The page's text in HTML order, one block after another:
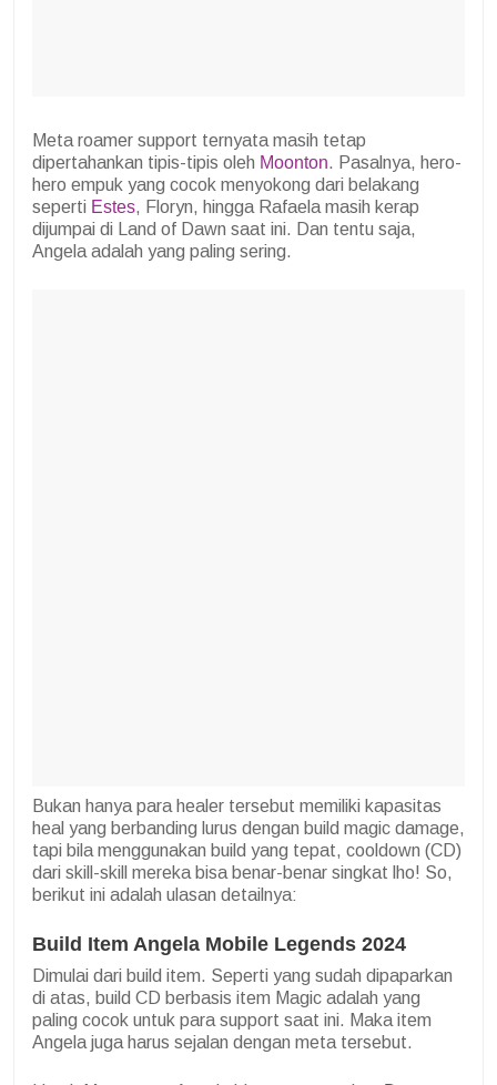
Meta roamer support ternyata masih tetap
dipertahankan tipis-tipis oleh Moonton. Pasalnya, hero-
hero empuk yang cocok menyokong dari belakang
seperti Estes, Floryn, hingga Rafaela masih kerap
dijumpai di Land of Dawn saat ini. Dan tentu saja,
Angela adalah yang paling sering.
Bukan hanya para healer tersebut memiliki kapasitas
heal yang berbanding lurus dengan build magic damage,
tapi bila menggunakan build yang tepat, cooldown (CD)
dari skill-skill mereka bisa benar-benar singkat lho! So,
berikut ini adalah ulasan detailnya:
Build Item Angela Mobile Legends 2024
Dimulai dari build item. Seperti yang sudah dipaparkan
di atas, build CD berbasis item Magic adalah yang
paling cocok untuk para support saat ini. Maka item
Angela juga harus sejalan dengan meta tersebut.